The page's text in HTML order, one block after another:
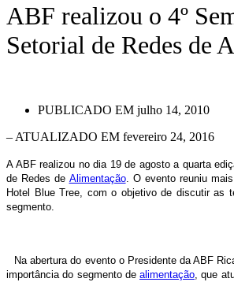
ABF realizou o 4º
Setorial de Redes de
PUBLICADO EM julho 14, 2010
– ATUALIZADO EM fevereiro 24, 2016
A ABF realizou no dia 19 de agosto a quarta
de Redes de Alimentação. O evento reuniu
Hotel Blue Tree, com o objetivo de discutir as
segmento.
Na abertura do evento o Presidente da ABF
importância do segmento de alimentação, que